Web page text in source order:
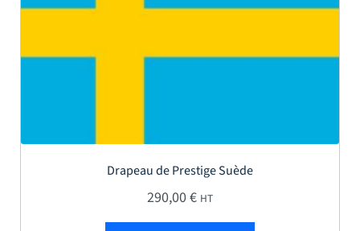
Drapeau de Prestige Suède
290,00€ HT